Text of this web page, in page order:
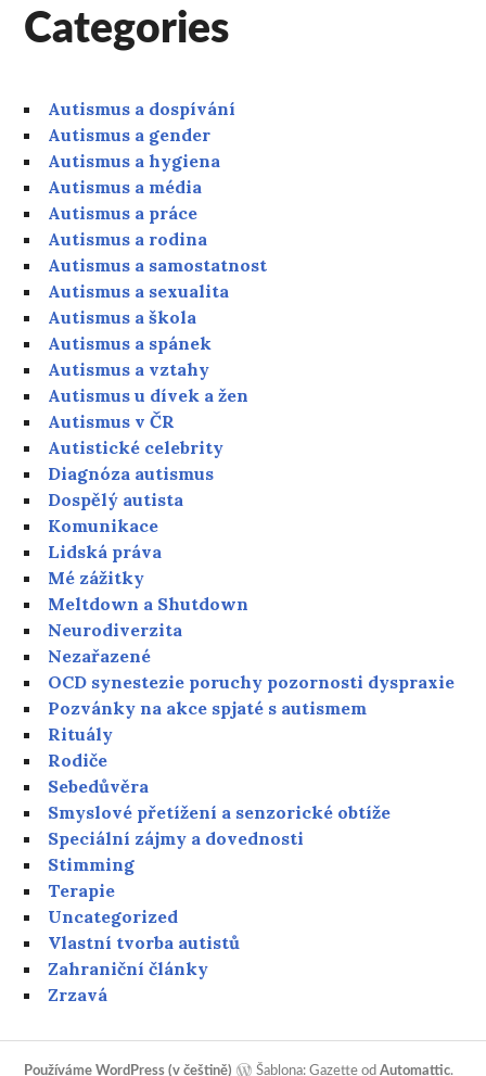
Categories
Autismus a dospívání
Autismus a gender
Autismus a hygiena
Autismus a média
Autismus a práce
Autismus a rodina
Autismus a samostatnost
Autismus a sexualita
Autismus a škola
Autismus a spánek
Autismus a vztahy
Autismus u dívek a žen
Autismus v ČR
Autistické celebrity
Diagnóza autismus
Dospělý autista
Komunikace
Lidská práva
Mé zážitky
Meltdown a Shutdown
Neurodiverzita
Nezařazené
OCD synestezie poruchy pozornosti dyspraxie
Pozvánky na akce spjaté s autismem
Rituály
Rodiče
Sebedůvěra
Smyslové přetížení a senzorické obtíže
Speciální zájmy a dovednosti
Stimming
Terapie
Uncategorized
Vlastní tvorba autistů
Zahraniční články
Zrzavá
Používáme WordPress (v češtině) Šablona: Gazette odAutomattic.